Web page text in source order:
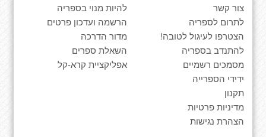
צור קשר
לתרום לספריה
הצטרפו לעיגול לטובה!
להתנדב בספריה
מסמכים רשמיים
ידידי הספרייה
תקנון
מדיניות פרטיות
הצהרת נגישות
להיות מנוי בספריה
הרשמה ועדכון פרטים
מדור הדרכה
השאלת ספרים
אפליקציית קרא-קל